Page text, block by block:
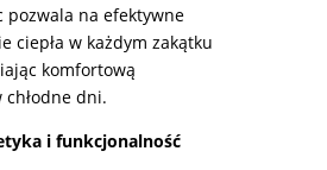
pozwala na efektywne
ciepła w każdym zakątku
komfortową
dni.
i funkcjonalność